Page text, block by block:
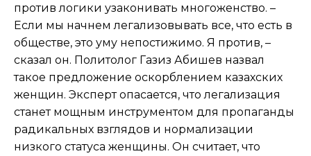
против логики узаконивать многоженство. –
Если мы начнем легализовывать все, что есть в
обществе, это уму непостижимо. Я против, –
сказал он. Политолог Газиз Абишев назвал
такое предложение оскорблением казахских
женщин. Эксперт опасается, что легализация
станет мощным инструментом для пропаганды
радикальных взглядов и нормализации
низкого статуса женщины. Он считает, что